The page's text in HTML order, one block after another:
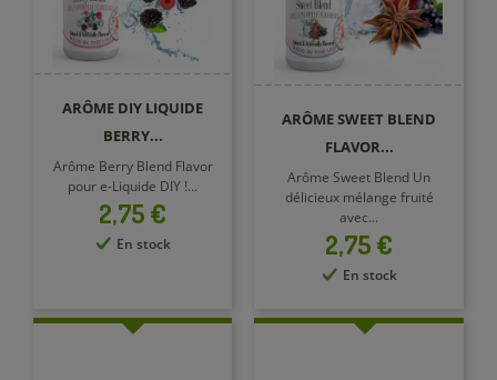
ARÔME DIY LIQUIDE
BERRY...
Arôme Berry Blend Flavor
pour e-Liquide DIY !...
Prix
2,75 €
En stock
ARÔME SWEET BLEND
FLAVOR...
Arôme Sweet Blend Un
délicieux mélange fruité
avec...
Prix
2,75 €
En stock